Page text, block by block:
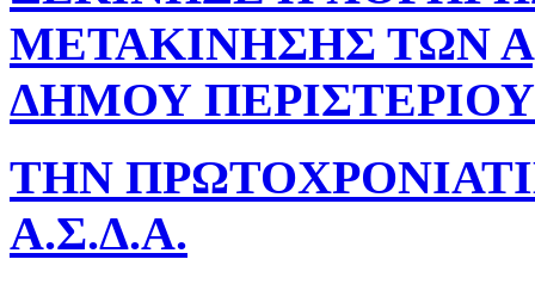
ΜΕΤΑΚΙΝΗΣΗΣ ΤΩΝ
ΔΗΜΟΥ ΠΕΡΙΣΤΕΡΙΟΥ
ΤΗΝ
Α.Σ.Δ.Α.